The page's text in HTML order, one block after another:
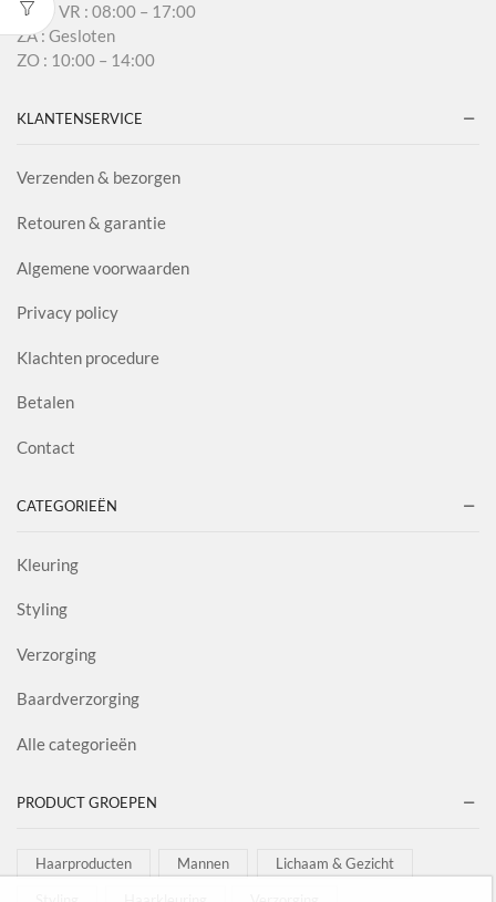
MA – VR : 08:00 – 17:00
ZA : Gesloten
ZO : 10:00 – 14:00
KLANTENSERVICE
Verzenden & bezorgen
Retouren & garantie
Algemene voorwaarden
Privacy policy
Klachten procedure
Betalen
Contact
CATEGORIEËN
Kleuring
Styling
Verzorging
Baardverzorging
Alle categorieën
PRODUCT GROEPEN
Haarproducten Mannen Lichaam & Gezicht